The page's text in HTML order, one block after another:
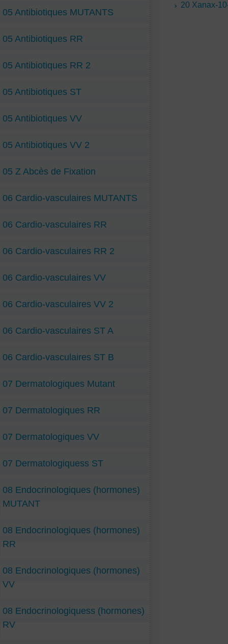
20 Xanax-
05 Antibiotiques MUTANTS
05 Antibiotiques RR
05 Antibiotiques RR 2
05 Antibiotiques ST
05 Antibiotiques VV
05 Antibiotiques VV 2
05 Z Abcès de Fixation
06 Cardio-vasculaires MUTANTS
06 Cardio-vasculaires RR
06 Cardio-vasculaires RR 2
06 Cardio-vasculaires VV
06 Cardio-vasculaires VV 2
06 Cardio-vasculaires ST A
06 Cardio-vasculaires ST B
07 Dermatologiques Mutant
07 Dermatologiques RR
07 Dermatologiques VV
07 Dermatologiquess ST
08 Endocrinologiques (hormones)
MUTANT
08 Endocrinologiques (hormones)
RR
08 Endocrinologiques (hormones)
VV
08 Endocrinologiquess (hormones)
RV